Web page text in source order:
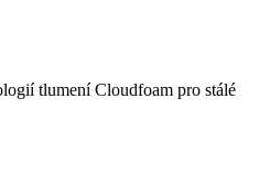
tlumení Cloudfoam pro stálé